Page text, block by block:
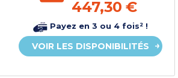
447,30 €
Payez en 3 ou 4 fois² !
VOIR LES DISPONIBILITÉS